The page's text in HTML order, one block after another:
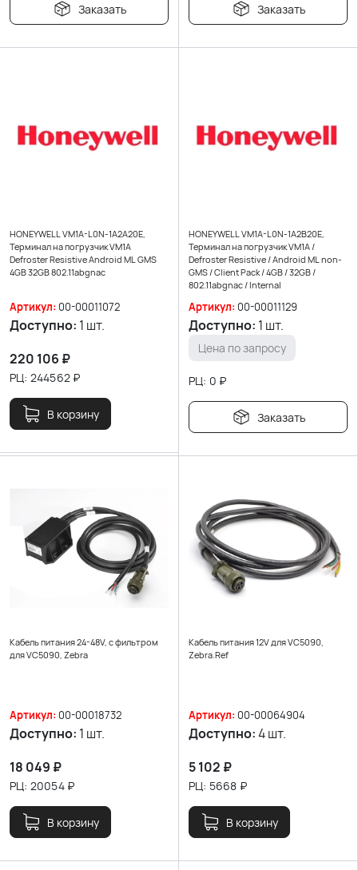
Заказать Заказать
HONEYWELL VM1A-L0N-1A2A20E,
Терминал на погрузчик VM1A
Defroster Resistive Android ML GMS
4GB 32GB 802.11abgnac
Артикул: 00-00011072
Доступно: 1 шт.
220 106 ₽
РЦ: 244562 ₽
В корзину
HONEYWELL VM1A-L0N-1A2B20E,
Терминал на погрузчик VM1A /
Defroster Resistive / Android ML non-
GMS / Client Pack / 4GB / 32GB /
802.11abgnac / Internal
Артикул: 00-00011129
Доступно: 1 шт.
Цена по запросу
РЦ: 0 ₽
Заказать
Кабель питания 24-48V, с фильтром
для VC5090, Zebra
Артикул: 00-00018732
Доступно: 1 шт.
18 049 ₽
РЦ: 20054₽
В корзину
Кабель питания 12V для VC5090,
Zebra.Ref
Артикул: 00-00064904
Доступно:4 шт.
5 102 ₽
РЦ: 5668 ₽
В корзину